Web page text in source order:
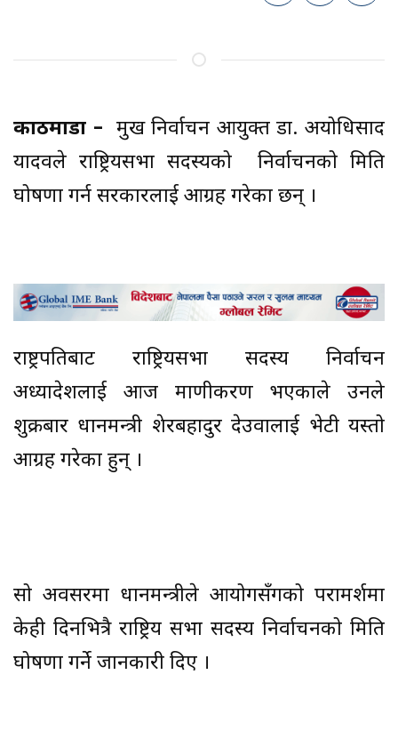
काठमाडौं – प्रमुख निर्वाचन आयुक्त डा. अयोधिप्रसाद
यादवले राष्ट्रियसभा सदस्यको निर्वाचनको मिति
घोषणा गर्न सरकारलाई आग्रह गरेका छन् ।
राष्ट्रपतिबाट राष्ट्रियसभा सदस्य निर्वाचन
अध्यादेशलाई आज प्रमाणीकरण भएकाले उनले
शुक्रबार प्रधानमन्त्री शेरबहादुर देउवालाई भेटी यस्तो
आग्रह गरेका हुन् ।
सो अवसरमा प्रधानमन्त्रीले आयोगसँगको परामर्शमा
केही दिनभित्रै राष्ट्रिय सभा सदस्य निर्वाचनको मिति
घोषणा गर्ने जानकारी दिए ।